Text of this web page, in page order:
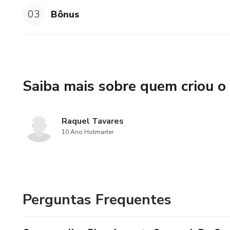
03 Bônus
Saiba mais sobre quem criou
Raquel Tavares
10 Ano Hotmarter
Perguntas Frequentes